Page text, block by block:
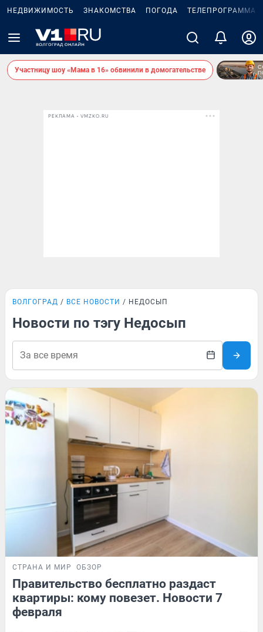
НЕДВИЖИМОСТЬ ЗНАКОМСТВА ПОГОДА ТЕЛЕПРОГРАММА
Участницу шоу «Мама в 16» обвинили в домогательстве
РЕКЛАМА • VMZKO.RU
ВОЛГОГРАД ВСЕ НОВОСТИ НЕДОСЫП
Новости по тэгу Недосып
СТРАНА И МИР ОБЗОР
Правительство бесплатно раздаст
квартиры: кому повезет. Новости 7
февраля